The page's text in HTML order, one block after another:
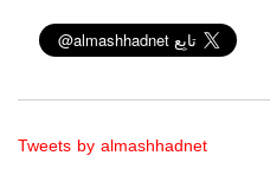
Tweets by almashhadnet